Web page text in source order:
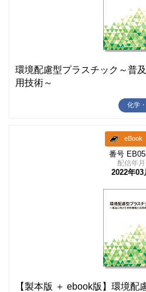
環境配慮型プラスチック～普
用技術～
化学
eBook
番号
配信年月
2022年03
【製本版 ＋ ebook版】環境配